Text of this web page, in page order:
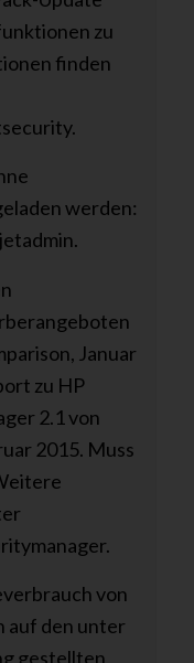
zu
finden
werden:
Januar
zu HP
2.1 von
2015. Muss
von
auf den unter
gestellten